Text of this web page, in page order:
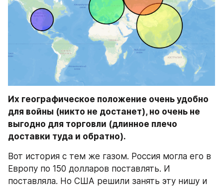
Их географическое положение очень удобно
для войны (никто не достанет), но очень не
выгодно для торговли (длинное плечо
доставки туда и обратно).
Вот история с тем же газом. Россия могла его в
Европу по 150 долларов поставлять. И
поставляла. Но США решили занять эту нишу и